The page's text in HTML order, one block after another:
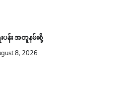
ေးပန်း အတူနမ်းစို့
8, 2026